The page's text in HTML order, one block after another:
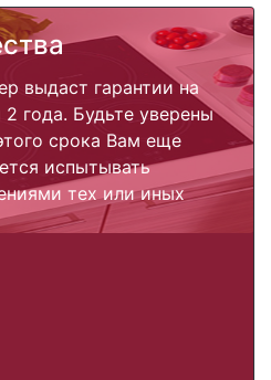
выдаст гарантии на
года. Будьте уверены
срока Вам еще
испытывать
тех или иных